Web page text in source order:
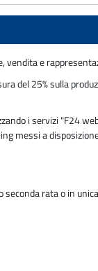
e
del 25% sulla
i servizi "F24
messi a
rata o in